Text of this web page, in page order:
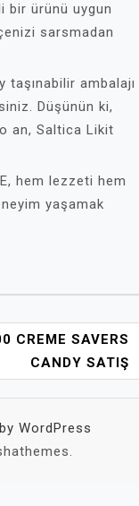
bir ürünü uygun
sarsmadan
taşınabilir ambalajı
Düşünün ki,
an, Saltica Likit
hem lezzeti hem
yaşamak
CREME SAVERS
CANDY SATIŞ
WordPress